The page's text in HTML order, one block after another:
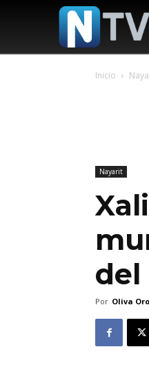
Inicio
Nayarit
del
Por Oliva